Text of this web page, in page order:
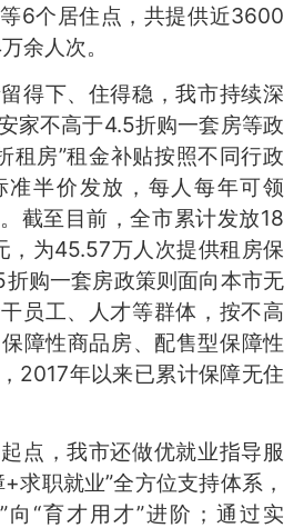
6个居住点，共提供近3600
余人次。
下、住得稳，我市持续深
家不高于4.5折购一套房等政
租房”租金补贴按照不同行政
准半价发放，每人每年可领
截至目前，全市累计发放18
，为45.57万人次提供租房保
购一套房政策则面向本市无
员工、人才等群体，按不高
障性商品房、配售型保障性
2017年以来已累计保障无住
，我市还做优就业指导服
求职就业”全方位支持体系，
向“育才用才”进阶；通过实